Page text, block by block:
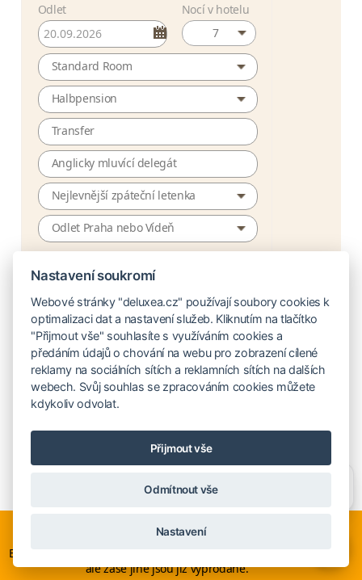
Odlet
Nocí v hotelu
7
Standard Room
Halbpension
Transfer
Anglicky mluvící delegát
Nejlevnější zpáteční letenka
Odlet Praha nebo Vídeň
1 389EUR /
Podrobnosti zájezdu
MarBella Elix Hotel *****
Unikátní resort MarBella leží u města Parga v pevninském
Řecku. Je umístěný na skále, díky čemuž poskytuje krásný
výhled na ostrovy Korfu, Paxos a Antipaxos. Na krásnou
mezi vzrostlými borovicemi. Resort nabízí balíček Ultra All
také každodenní zapůjčení kajaků a šlapadel, službu Dine-
neřešíte na poslední chvíli. Smartwings i Austrian lety po
Evropě neruší. Mnohé hotely v Evropě stále nabízí akční ceny,
ale zase jiné jsou již vyprodané.
Nastavení soukromí
Webové stránky "deluxea.cz" používají soubory cookies k
optimalizaci dat a nastavení služeb. Kliknutím na tlačítko
"Přijmout vše" souhlasíte s využíváním cookies a
předáním údajů o chování na webu pro zobrazení cílené
reklamy na sociálních sítích a reklamních sítích na dalších
webech. Svůj souhlas se zpracováním cookies můžete
kdykoliv odvolat.
Přijmout vše
Odmítnout vše
Nastavení
Chettyho.